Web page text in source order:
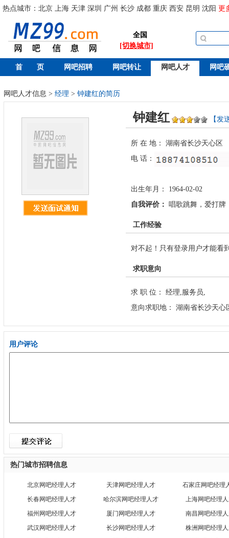
热点城市： 北京 上海 天津 深圳 广州 长沙 成都 重庆 西安 昆明 沈阳 更
全国
[切换城市]
首 页 网吧招聘 网吧转让 网吧人才 网吧
网吧人才信息 > 经理 > 钟建红的简历
钟建红 【发
所 在 地： 湖南省长沙天心区
电 话：
出生年月： 1964-02-02
自我评价： 唱歌跳舞，爱打牌
工作经验
对不起！只有登录用户才能看
求职意向
求 职 位： 经理,服务员,
意向求职地： 湖南省长沙天心
用户评论
热门城市招聘信息
北京网吧经理人才 天津网吧经理人才
石家庄网吧经理
长春网吧经理人才
哈尔滨网吧经理人才
上海网吧经理
福州网吧经理人才
厦门网吧经理人才
南昌网吧经理
武汉网吧经理人才
长沙网吧经理人才
株洲网吧经理